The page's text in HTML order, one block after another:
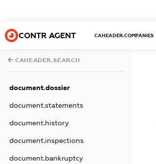
CONTR AGENT CAHEADER.COMPANIES
CAHEADER.SEARCH
document.dossier
document.statements
document.history
document.inspections
document.bankruptcy